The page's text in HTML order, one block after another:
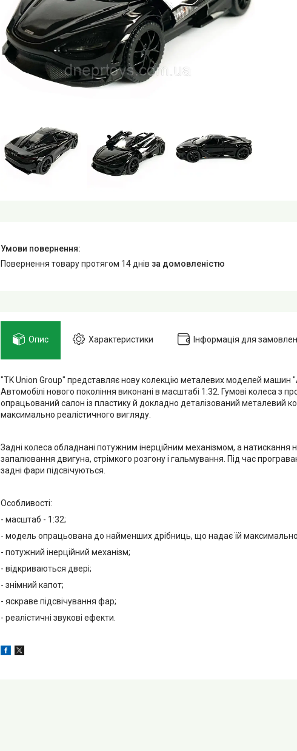
повернення товару протягом 14 днів за домовленістю
Опис Характеристики Інформація для
"TK Union Group" представляє нову колекцію металевих моделей машин
Автомобілі нового покоління виконані в масштабі 1:32. Гумові колеса з
опрацьований салон із пластику й докладно деталізований металевий
максимально реалістичного вигляду.
Задні колеса обладнані потужним інерційним механізмом, а натискання
запалювання двигуна, стрімкого розгону і гальмування. Під час
задні фари підсвічуються.
Особливості:
- масштаб - 1:32;
- модель опрацьована до найменших дрібниць, що надає їй максимально
- потужний інерційний механізм;
- відкриваються двері;
- знімний капот;
- яскраве підсвічування фар;
- реалістичні звукові ефекти.